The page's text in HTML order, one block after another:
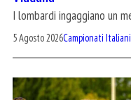
I lombardi ingaggiano un
5 Agosto 2026Campionati Italiani